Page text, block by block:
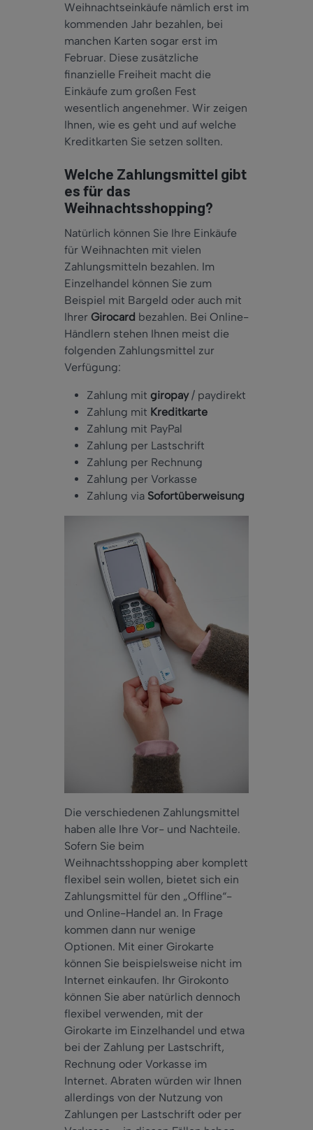
Weihnachtseinkäufe nämlich erst im
kommenden Jahr bezahlen, bei
manchen Karten sogar erst im
Februar. Diese zusätzliche
finanzielle Freiheit macht die
Einkäufe zum großen Fest
wesentlich angenehmer. Wir zeigen
Ihnen, wie es geht und auf welche
Kreditkarten Sie setzen sollten.
Welche Zahlungsmittel gibt
es für das
Weihnachtsshopping?
Natürlich können Sie Ihre Einkäufe
für Weihnachten mit vielen
Zahlungsmitteln bezahlen. Im
Einzelhandel können Sie zum
Beispiel mit Bargeld oder auch mit
Ihrer Girocard bezahlen. Bei Online-
Händlern stehen Ihnen meist die
folgenden Zahlungsmittel zur
Verfügung:
Zahlung mit giropay/ paydirekt
Zahlung mit Kreditkarte
Zahlung mit PayPal
Zahlung per Lastschrift
Zahlung per Rechnung
Zahlung per Vorkasse
Zahlung via Sofortüberweisung
Die verschiedenen Zahlungsmittel
haben alle Ihre Vor- und Nachteile.
Sofern Sie beim
Weihnachtsshopping aber komplett
flexibel sein wollen, bietet sich ein
Zahlungsmittel für den „Offline“-
und Online-Handel an. In Frage
kommen dann nur wenige
Optionen. Mit einer Girokarte
können Sie beispielsweise nicht im
Internet einkaufen. Ihr Girokonto
können Sie aber natürlich dennoch
flexibel verwenden, mit der
Girokarte im Einzelhandel und etwa
bei der Zahlung per Lastschrift,
Rechnung oder Vorkasse im
Internet. Abraten würden wir Ihnen
allerdings von der Nutzung von
Zahlungen per Lastschrift oder per